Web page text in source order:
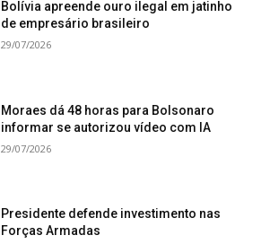
Bolívia apreende ouro ilegal em jatinho
de empresário brasileiro
29/07/2026
Moraes dá 48 horas para Bolsonaro
informar se autorizou vídeo com IA
29/07/2026
Presidente defende investimento nas
Forças Armadas